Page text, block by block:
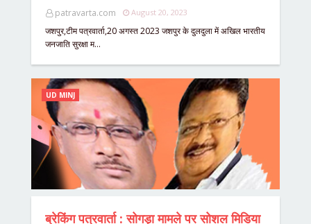
patravarta.com August 20, 2023
जशपुर,टीम पत्रवार्ता,20 अगस्त 2023 जशपुर के दुलदुला में अखिल भारतीय
जनजाति सुरक्षा म…
UD MINJ
ब्रेकिंग पत्रवार्ता : सोगड़ा मामले पर सोशल मिडिया